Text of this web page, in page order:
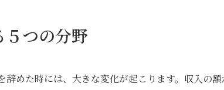
つの分野
めた時には、大きな変化が起こります。収入の